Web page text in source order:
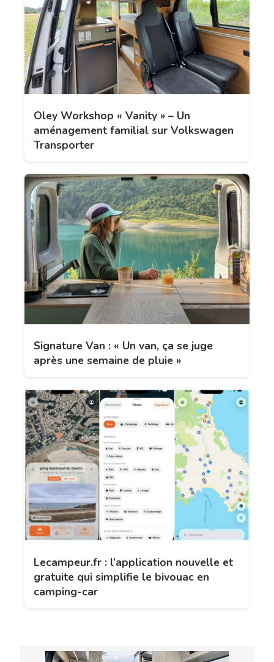
Oley Workshop « Vanity » – Un
aménagement familial sur Volkswagen
Transporter
Signature Van : « Un van, ça se juge
après une semaine de pluie »
Lecampeur.fr : l’application nouvelle et
gratuite qui simplifie le bivouac en
camping-car